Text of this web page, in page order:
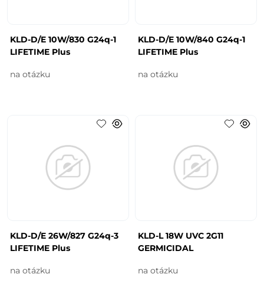
KLD-D/E 10W/830 G24q-1
LIFETIME Plus
na otázku
KLD-D/E 10W/840 G24q-1
LIFETIME Plus
na otázku
KLD-D/E 26W/827 G24q-3
LIFETIME Plus
na otázku
KLD-L 18W UVC 2G11
GERMICIDAL
na otázku